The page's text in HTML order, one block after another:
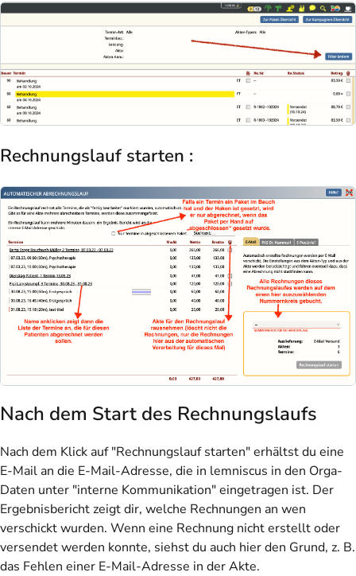
Rechnungslauf starten :
Nach dem Start des Rechnungslaufs
Nach dem Klick auf "Rechnungslauf starten" erhältst du eine
E-Mail an die E-Mail-Adresse, die in lemniscus in den Orga-
Daten unter "interne Kommunikation" eingetragen ist. Der
Ergebnisbericht zeigt dir, welche Rechnungen an wen
verschickt wurden. Wenn eine Rechnung nicht erstellt oder
versendet werden konnte, siehst du auch hier den Grund, z. B.
das Fehlen einer E-Mail-Adresse in der Akte.